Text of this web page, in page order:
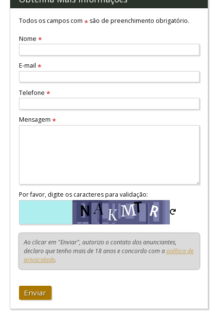
Todos os campos com *são de preenchimento obrigatório.
Nome *
E-mail *
Telefone *
Mensagem *
Por favor, digite os caracteres para validação:
Ao clicar em "Enviar", autorizo o contato dos anunciantes,
declaro que tenho mais de 18 anos e concordo com apolítica de
privacidade.
Enviar